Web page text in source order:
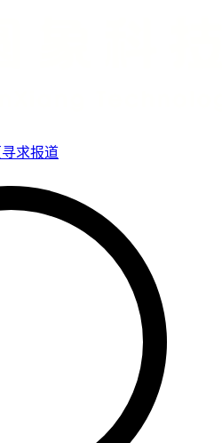
寻求报道